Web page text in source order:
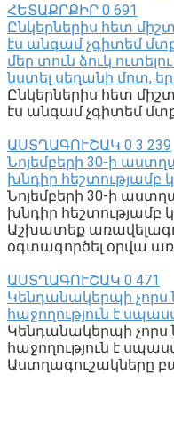
ՀԵՏԱՔՐՔԻՐ 0 691
Ընկերներիս հետ
էս անգամ չգիտեմ
մեր տուն ձուկ
նստել սեղանի մոտ, երբ
Ընկերներիս հետ
էս անգամ չգիտեմ
ԱՍՏՂԱԳՈՒՇԱԿ 0 3 239
Նոյեմբերի 30-ի
խնդիր հեշտությամբ
Նոյեմբերի 30-ի
խնդիր հեշտությամբ
Աշխատեք
օգտագործել օրվա
ԱՍՏՂԱԳՈՒՇԱԿ 0 471
Կենդանակերպի չորս
հաջողություն է
Կենդանակերպի չորս
հաջողություն է
Աստղագուշակները